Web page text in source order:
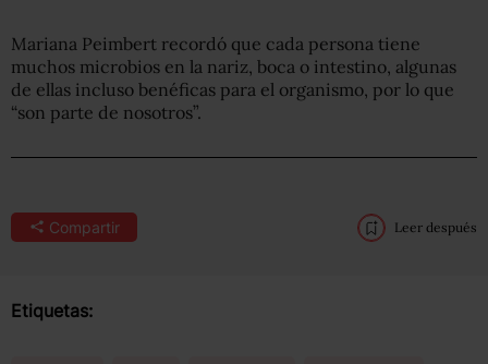
Mariana Peimbert recordó que cada persona tiene
muchos microbios en la nariz, boca o intestino, algunas
de ellas incluso benéficas para el organismo, por lo que
“son parte de nosotros”.
Compartir Leer después
Etiquetas: